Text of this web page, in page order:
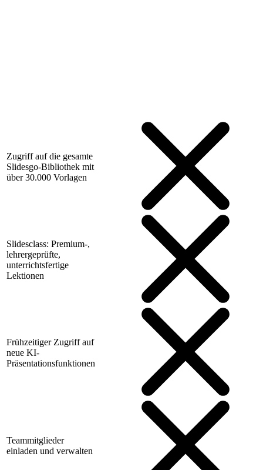
Zugriff auf die gesamte
Slidesgo-Bibliothek mit
über 30.000 Vorlagen
Slidesclass: Premium-,
lehrergeprüfte,
unterrichtsfertige
Lektionen
Frühzeitiger Zugriff auf
neue KI-
Präsentationsfunktionen
Teammitglieder
einladen und verwalten